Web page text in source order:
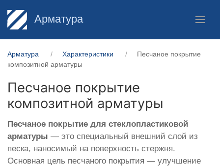
Арматура
Арматура Характеристики
Песчаное покрытие
композитной арматуры
Песчаное покрытие
композитной арматуры
Песчаное покрытие для стеклопластиковой
арматуры — это специальный внешний слой из
песка, наносимый на поверхность стержня.
Основная цель песчаного покрытия — улучшение